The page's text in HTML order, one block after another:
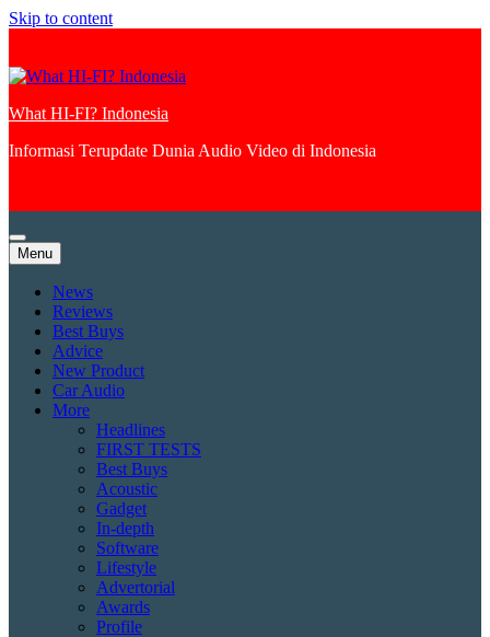
Skip to content
What HI-FI? Indonesia
Informasi Terupdate Dunia Audio Video di Indonesia
Menu
News
Reviews
Best Buys
Advice
New Product
Car Audio
More
Headlines
FIRST TESTS
Best Buys
Acoustic
Gadget
In-depth
Software
Lifestyle
Advertorial
Awards
Profile